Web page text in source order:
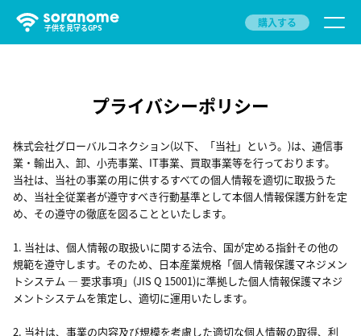
子供を見守るGPS 購入する
プライバシーポリシー
株式会社グローバルコネクション(以下、「当社」という。)は、通信事
業・輸出入、卸、小売事業、IT事業、買取事業等を行っております。
当社は、当社の事業の用に供するすべての個人情報を適切に取扱うた
め、当社全従業者が遵守すべき行動基準として本個人情報保護方針を定
め、その遵守の徹底を図ることといたします。
1. 当社は、個人情報の取扱いに関する法令、国が定める指針その他の
規範を遵守します。そのため、日本産業規格「個人情報保護マネジメン
トシステム — 要求事項」(JIS Q 15001)に準拠した個人情報保護マネジ
メントシステムを策定し、適切に運用いたします。
2. 当社は、事業の内容及び規模を考慮した適切な個人情報の取得、利